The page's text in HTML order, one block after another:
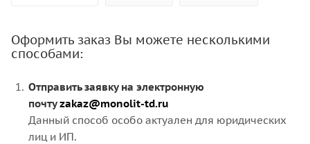
Оформить заказ Вы можете несколькими
способами:
Отправить заявку на электронную
почтуzakaz@monolit-td.ru
Данный способ особо актуален для юридических
лиц и ИП.